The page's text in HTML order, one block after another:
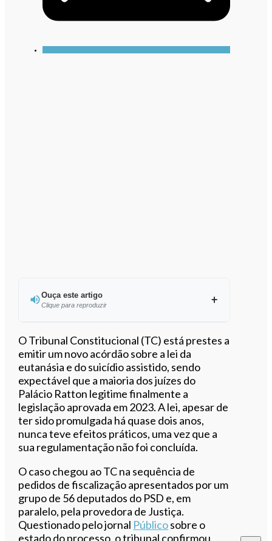
Ouça este artigo
Clique para reproduzir
Ouvir este artigo
O Tribunal Constitucional (TC) está prestes a
emitir um novo acórdão sobre a lei da
eutanásia e do suicídio assistido, sendo
expectável que a maioria dos juízes do
Palácio Ratton legitime finalmente a
legislação aprovada em 2023. A lei, apesar de
ter sido promulgada há quase dois anos,
nunca teve efeitos práticos, uma vez que a
sua regulamentação não foi concluída.
O caso chegou ao TC na sequência de
pedidos de fiscalização apresentados por um
grupo de 56 deputados do PSD e, em
paralelo, pela provedora de Justiça.
Questionado pelo jornal Públicosobre o
estado do processo, o tribunal confirmou